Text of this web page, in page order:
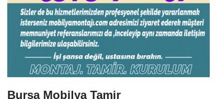
Bursa Mobilya Tamir